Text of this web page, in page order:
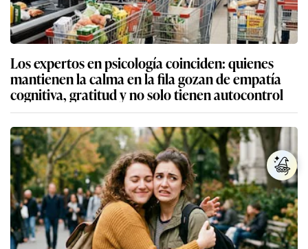
Los expertos en psicología coinciden: quienes
mantienen la calma en la fila gozan de empatía
cognitiva, gratitud y no solo tienen autocontrol